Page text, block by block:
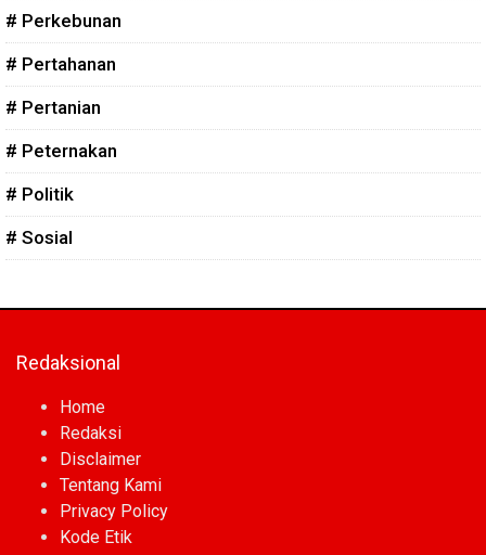
# Perkebunan
# Pertahanan
# Pertanian
# Peternakan
# Politik
# Sosial
Redaksional
Home
Redaksi
Disclaimer
Tentang Kami
Privacy Policy
Kode Etik